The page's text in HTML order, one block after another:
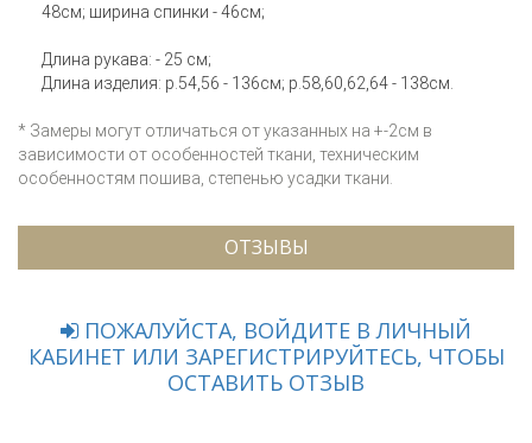
48см; ширина спинки - 46см;
Длина рукава: - 25 см;
Длина изделия: р.54,56 - 136см; р.58,60,62,64 - 138см.
* Замеры могут отличаться от указанных на +-2см в
зависимости от особенностей ткани, техническим
особенностям пошива, степенью усадки ткани.
ОТЗЫВЫ
ПОЖАЛУЙСТА, ВОЙДИТЕ В ЛИЧНЫЙ
КАБИНЕТ ИЛИ ЗАРЕГИСТРИРУЙТЕСЬ, ЧТОБЫ
ОСТАВИТЬ ОТЗЫВ